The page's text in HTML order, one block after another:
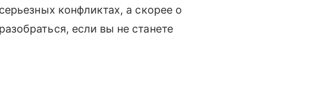
конфликтах, а скорее о
если вы не станете